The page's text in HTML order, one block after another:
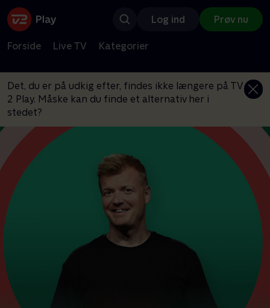
Log ind Prøv nu
Forside Live TV Kategorier
Det, du er på udkig efter, findes ikke længere på TV
2 Play. Måske kan du finde et alternativ her i
stedet?